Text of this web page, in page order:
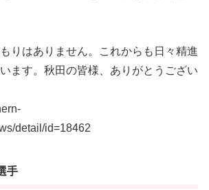
りはありません。これからも日々精進
ます。秋田の皆様、ありがとうござい
detail/id=18462
手